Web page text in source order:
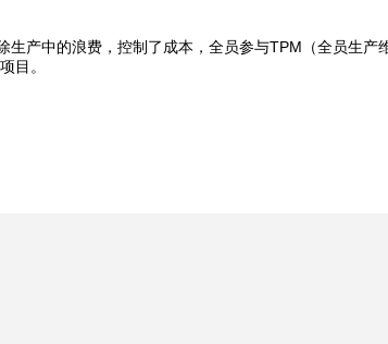
产中的浪费，控制了成本，全员参与TPM（全员生产
目。